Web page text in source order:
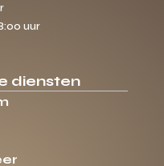
uur
diensten